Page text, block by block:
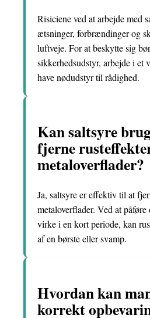
Risiciene ved at arbejde med
ætsninger, forbrændinger og
luftveje. For at beskytte sig
sikkerhedsudstyr, arbejde i et
have nødudstyr til rådighed.
Kan saltsyre
fjerne
metaloverflader?
Ja, saltsyre er effektiv til at
metaloverflader. Ved at påføre
virke i en kort periode, kan
af en børste eller svamp.
Hvordan kan
korrekt